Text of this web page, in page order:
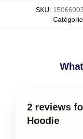
SKU:
2 reviews
Hoodie